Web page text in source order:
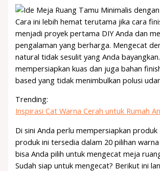
Cara ini lebih hemat terutama jika cara
menjadi proyek pertama DIY Anda dan
pengalaman yang berharga. Mengecat
natural tidak sesulit yang Anda
mempersiapkan kuas dan juga bahan
based yang tidak menimbulkan polusi
Trending:
Inspirasi Cat Warna Cerah untuk Rumah
Di sini Anda perlu mempersiapkan produk
produk ini tersedia dalam 20 pilihan
bisa Anda pilih untuk mengecat meja
Sudah siap untuk mengecat? Berikut ini